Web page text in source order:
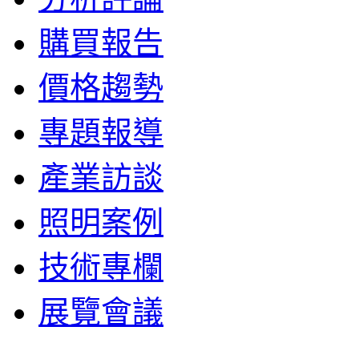
購買報告
價格趨勢
專題報導
產業訪談
照明案例
技術專欄
展覽會議